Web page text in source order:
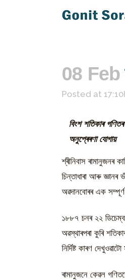
08 Feb
Posted at
বিংশ শতিকাৰ
অনুপ্ৰেৰণা যোগায়
শ্ৰীনিবাস ৰামানুজনৰ
চিন্তাধাৰা আৰু
অৱদানবোৰৰ এক সম্পূৰ্ণ
১৮৮৭ চনৰ ২২
অৱস্থাৰপৰা কুৰি
নিৰ্দিষ্ট কাৰণ
ৰামানুজনে কেৱল